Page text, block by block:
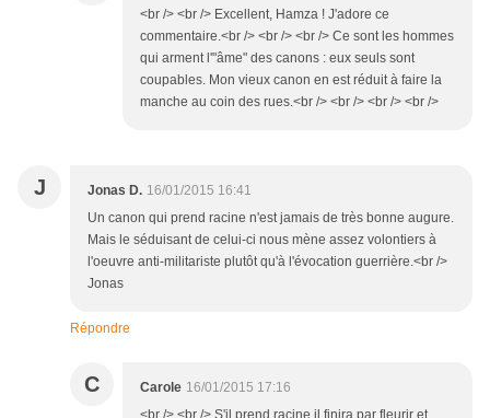
<br /> <br /> Excellent, Hamza ! J'adore ce
commentaire.<br /> <br /> <br /> Ce sont les hommes
qui arment l'"âme" des canons : eux seuls sont
coupables. Mon vieux canon en est réduit à faire la
manche au coin des rues.<br /> <br /> <br /> <br />
J Jonas D. 16/01/2015 16:41
Un canon qui prend racine n'est jamais de très bonne augure.
Mais le séduisant de celui-ci nous mène assez volontiers à
l'oeuvre anti-militariste plutôt qu'à l'évocation guerrière.<br />
Jonas
Répondre
C Carole 16/01/2015 17:16
<br /> <br /> S'il prend racine il finira par fleurir et